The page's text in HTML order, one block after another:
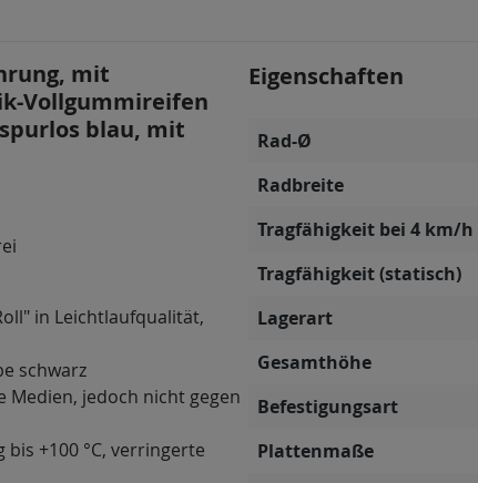
mit
Vollgummireifen
blau, mit
in Leichtlaufqualität,
schwarz
Medien, jedoch nicht gegen
bis +100 °C, verringerte
Eigenschaften
Rad-Ø
Radbreite
Tragfähigkeit bei 4 km/h
Tragfähigkeit (statisch)
Lagerart
Gesamthöhe
Befestigungsart
Plattenmaße